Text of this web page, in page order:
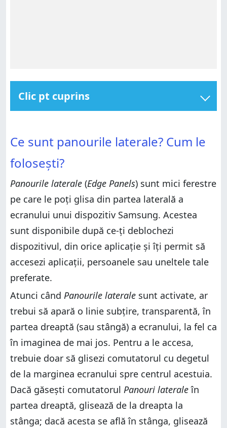
Clic pt cuprins
Cum setezi bara laterală de pe Samsung Galaxy
Cum alegi ce panouri laterale sunt active
Cum schimbi poziția panourilor laterale
Cum personalizezi aspectul Panourilor laterale
Cum modifici ce elemente se găsesc într-un
panou lateral
Folosești Panourile laterale de pe Samsung Galaxy?
Cum dezactivezi bara laterală de pe Samsung Galaxy
Cum setezi bara laterală de pe Samsung Galaxy
Cum alegi ce panouri laterale sunt active
Cum schimbi poziția panourilor laterale
Cum personalizezi aspectul Panourilor laterale
Cum modifici ce elemente se găsesc într-un
panou lateral
Folosești Panourile laterale de pe Samsung Galaxy?
Ce sunt panourile laterale? Cum le
folosești?
Panourile laterale (Edge Panels) sunt mici ferestre
pe care le poți glisa din partea laterală a
ecranului unui dispozitiv Samsung. Acestea
sunt disponibile după ce-ți deblochezi
dispozitivul, din orice aplicație și îți permit să
accesezi aplicații, persoanele sau uneltele tale
preferate.
Atunci când Panourile laterale sunt activate, ar
trebui să apară o linie subțire, transparentă, în
partea dreaptă (sau stângă) a ecranului, la fel ca
în imaginea de mai jos. Pentru a le accesa,
trebuie doar să glisezi comutatorul cu degetul
de la marginea ecranului spre centrul acestuia.
Dacă găsești comutatorul Panouri lateraleîn
partea dreaptă, glisează de la dreapta la
stânga; dacă acesta se află în stânga, glisează